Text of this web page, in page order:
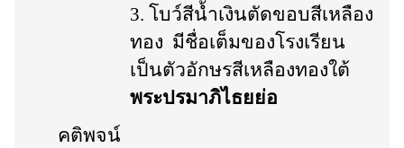
3. โบว์สีน้ำเงินตัดขอบสีเหลือง
ทอง มีชื่อเต็มของโรงเรียน
เป็นตัวอักษรสีเหลืองทองใต้
พระปรมาภิไธยย่อ
คติพจน์